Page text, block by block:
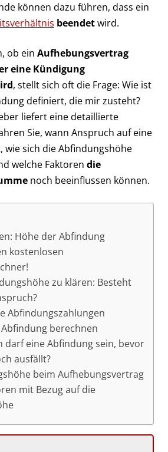
können dazu führen, dass ein
beendetwird.
ob ein Aufhebungsvertrag
eine Kündigung
, stellt sich oft die Frage: Wie ist
definiert, die mir zusteht?
liefert eine detaillierte
Sie, wann Anspruch auf eine
wie sich die Abfindungshöhe
welche Faktoren die
noch beeinflussen können.
Höhe der Abfindung
kostenlosen
zu klären: Besteht
Abfindungszahlungen
berechnen
darf eine Abfindung sein, bevor
ausfällt?
beim Aufhebungsvertrag
mit Bezug auf die